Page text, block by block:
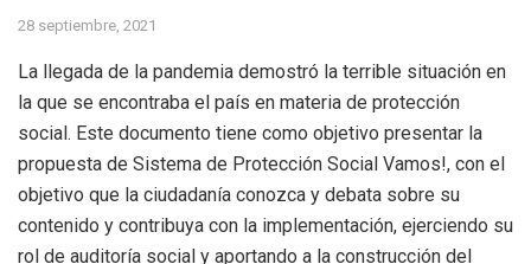
28 septiembre, 2021
La llegada de la pandemia demostró la terrible situación en
la que se encontraba el país en materia de protección
social. Este documento tiene como objetivo presentar la
propuesta de Sistema de Protección Social Vamos!, con el
objetivo que la ciudadanía conozca y debata sobre su
contenido y contribuya con la implementación, ejerciendo su
rol de auditoría social y aportando a la construcción del